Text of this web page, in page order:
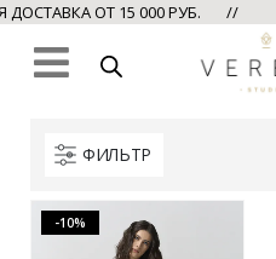
ОТ 15 000 РУБ. //
ФИЛЬТР
-10%